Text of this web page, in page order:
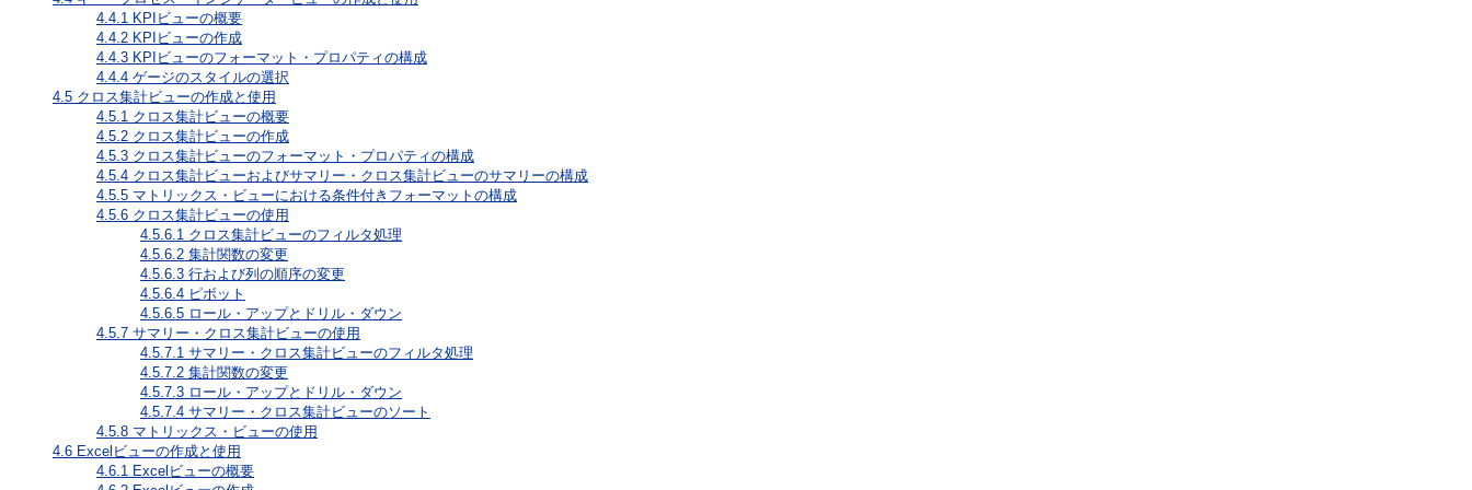
4.4.1 KPIビューの概要
4.4.2 KPIビューの作成
4.4.3 KPIビューのフォーマット・プロパティの構成
4.4.4 ゲージのスタイルの選択
4.5 クロス集計ビューの作成と使用
4.5.1 クロス集計ビューの概要
4.5.2 クロス集計ビューの作成
4.5.3 クロス集計ビューのフォーマット・プロパティの構成
4.5.4 クロス集計ビューおよびサマリー・クロス集計ビューのサマリーの構成
4.5.5 マトリックス・ビューにおける条件付きフォーマットの構成
4.5.6 クロス集計ビューの使用
4.5.6.1 クロス集計ビューのフィルタ処理
4.5.6.2 集計関数の変更
4.5.6.3 行および列の順序の変更
4.5.6.4 ピボット
4.5.6.5 ロール・アップとドリル・ダウン
4.5.7 サマリー・クロス集計ビューの使用
4.5.7.1 サマリー・クロス集計ビューのフィルタ処理
4.5.7.2 集計関数の変更
4.5.7.3 ロール・アップとドリル・ダウン
4.5.7.4 サマリー・クロス集計ビューのソート
4.5.8 マトリックス・ビューの使用
4.6 Excelビューの作成と使用
4.6.1 Excelビューの概要